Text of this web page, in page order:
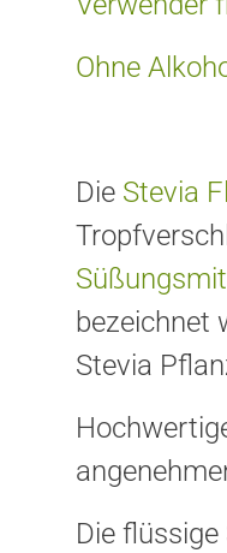
Ohne
Die Stevia
bezeichnet
Stevia
Die